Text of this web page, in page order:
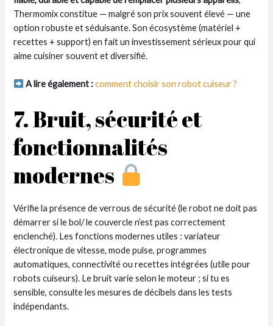
Thermomix constitue — malgré son prix souvent élevé — une
option robuste et séduisante. Son écosystème (matériel +
recettes + support) en fait un investissement sérieux pour qui
aime cuisiner souvent et diversifié.
A lire également :comment choisir son robot cuiseur ?
7. Bruit, sécurité et
fonctionnalités
modernes
Vérifie la présence de verrous de sécurité (le robot ne doit pas
démarrer si le bol/ le couvercle n’est pas correctement
enclenché). Les fonctions modernes utiles : variateur
électronique de vitesse, mode pulse, programmes
automatiques, connectivité ou recettes intégrées (utile pour
robots cuiseurs). Le bruit varie selon le moteur ; si tu es
sensible, consulte les mesures de décibels dans les tests
indépendants.